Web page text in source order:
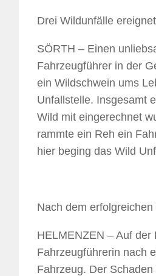
Drei Wildunfälle
SÖRTH – Einen
Fahrzeugführer in der
ein Wildschwein ums
Unfallstelle. Insgesamt
Wild mit eingerechnet
rammte ein Reh ein
hier beging das Wild
Nach dem
HELMENZEN – Auf
Fahrzeugführerin nach
Fahrzeug. Der